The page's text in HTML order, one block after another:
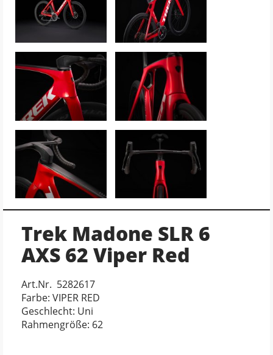
Trek Madone SLR 6
AXS 62 Viper Red
Art.Nr. 5282617
Farbe: VIPER RED
Geschlecht: Uni
Rahmengröße: 62